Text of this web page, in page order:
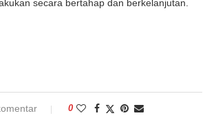
secara bertahap dan berkelanjutan.
0